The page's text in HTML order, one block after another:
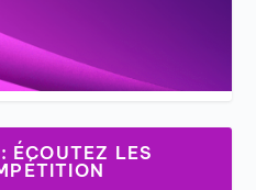
ÉCOUTEZ LES